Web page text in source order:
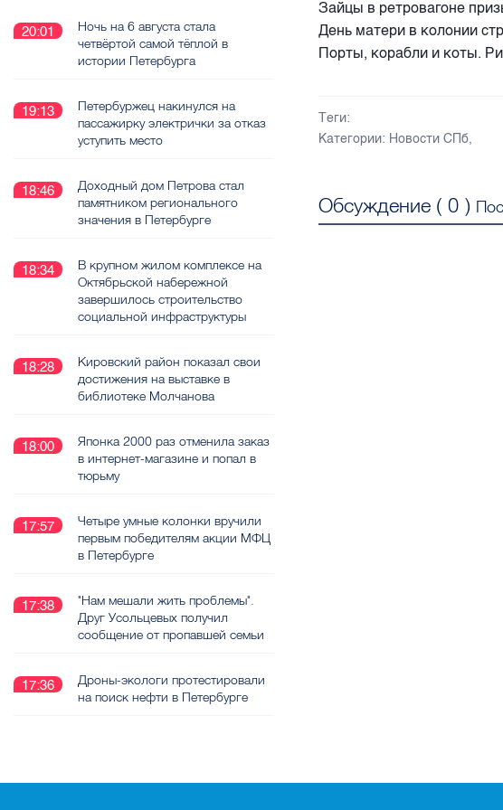
Зайцы в ретровагоне
День матери в колонии
Порты, корабли и коты.
Теги:
Категории: Новости СПб,
Обсуждение (0 )
20:01
Ночь на 6 августа стала
четвёртой самой тёплой в
истории Петербурга
19:13
Петербуржец накинулся на
пассажирку электрички за отказ
уступить место
18:46
Доходный дом Петрова стал
памятником регионального
значения в Петербурге
18:34
В крупном жилом комплексе на
Октябрьской набережной
завершилось строительство
социальной инфраструктуры
18:28
Кировский район показал свои
достижения на выставке в
библиотеке Молчанова
18:00
Японка 2000 раз отменила заказ
в интернет-магазине и попал в
тюрьму
17:57
Четыре умные колонки вручили
первым победителям акции МФЦ
в Петербурге
17:38
"Нам мешали жить проблемы".
Друг Усольцевых получил
сообщение от пропавшей семьи
17:36
Дроны-экологи протестировали
на поиск нефти в Петербурге